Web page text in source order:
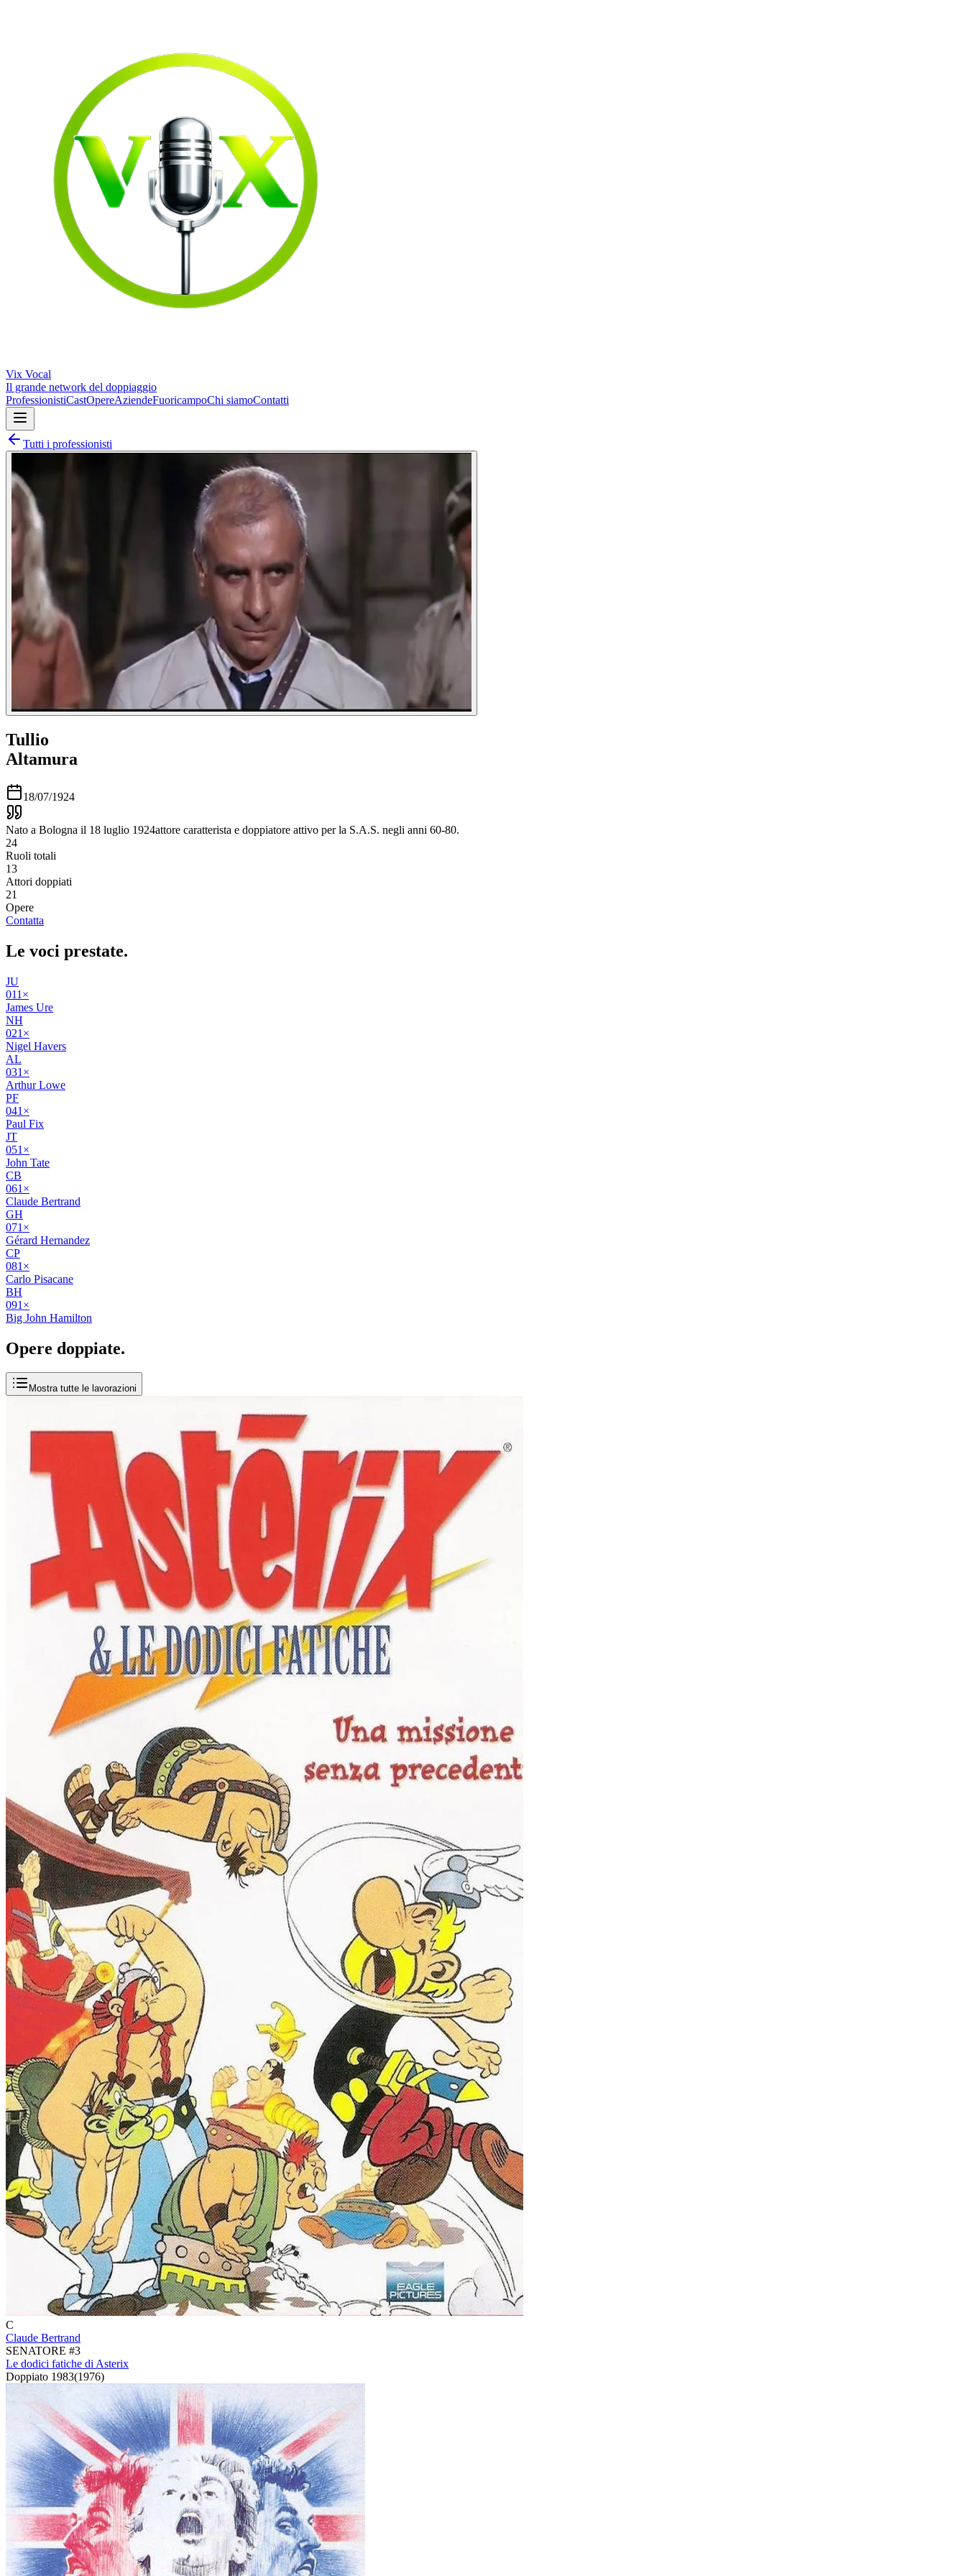
Vix Vocal
Il grande network del doppiaggio
ProfessionistiCastOpereAziendeFuoricampoChi siamoContatti
Tutti i professionisti
Tullio
Altamura
18/07/1924
Nato a Bologna il 18 luglio 1924attore caratterista e doppiatore attivo per la S.A.S. negli anni 60-80.
24
Ruoli totali
13
Attori doppiati
21
Opere
Contatta
Le voci prestate.
JU
011 ×
James Ure
NH
021 ×
Nigel Havers
AL
031 ×
Arthur Lowe
PF
041 ×
Paul Fix
JT
051 ×
John Tate
CB
061 ×
Claude Bertrand
GH
071 ×
Gérard Hernandez
CP
081 ×
Carlo Pisacane
BH
091 ×
Big John Hamilton
Opere doppiate.
Mostra tutte le lavorazioni
C
Claude Bertrand
SENATORE #3
Le dodici fatiche di Asterix
Doppiato 1983(1976)